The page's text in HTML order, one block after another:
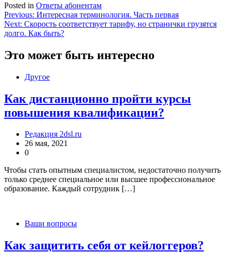
Posted in Ответы абонентам
Навигация
по
Previous: Интересная терминология. Часть первая
Next: Скорость соответствует тарифу, но странички грузятся
долго. Как быть?
Это может быть интересно
Другое
Как дистанционно пройти курсы
повышения квалификации?
Редакция 2dsl.ru
26 мая, 2021
0
Чтобы стать опытным специалистом, недостаточно получить
только среднее специальное или высшее профессиональное
образование. Каждый сотрудник […]
Ваши вопросы
Как защитить себя от кейлоггеров?